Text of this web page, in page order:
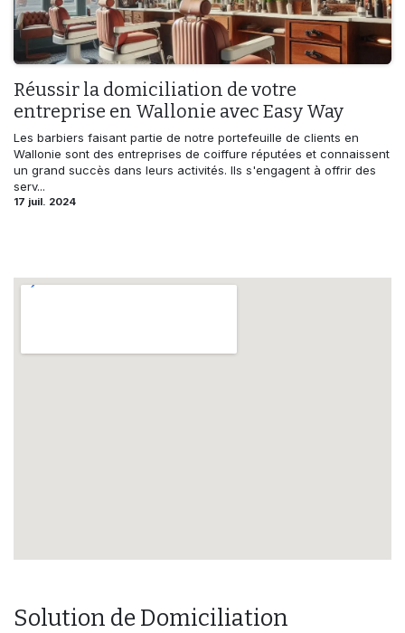
Réussir la domiciliation de votre
entreprise en Wallonie avec Easy Way
Les barbiers faisant partie de notre portefeuille de clients en
Wallonie sont des entreprises de coiffure réputées et connaissent
un grand succès dans leurs activités. Ils s'engagent à offrir des
serv...
17 juil. 2024
Solution de Domiciliation